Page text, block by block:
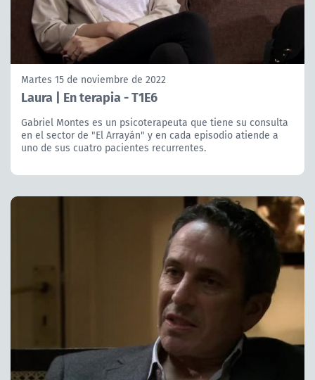
Martes 15 de noviembre de 2022
Laura | En terapia - T1E6
Gabriel Montes es un psicoterapeuta que tiene su consulta
en el sector de "El Arrayán" y en cada episodio atiende a
uno de sus cuatro pacientes recurrentes.